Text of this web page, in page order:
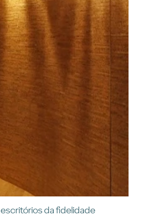
escritórios da fidelidade